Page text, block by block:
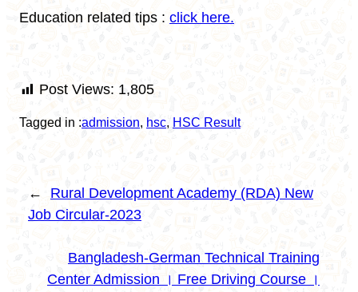
Education related tips : click here.
Post Views: 1,805
Tagged in :admission, hsc, HSC Result
←
Rural Development Academy (RDA) New
Job Circular-2023
Bangladesh-German Technical Training
Center Admission । Free Driving Course ।